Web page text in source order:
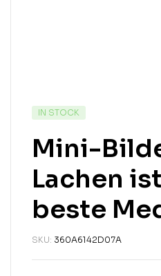
IN STOCK
Mini-
Lachen
beste
SKU: 360A6142D07A